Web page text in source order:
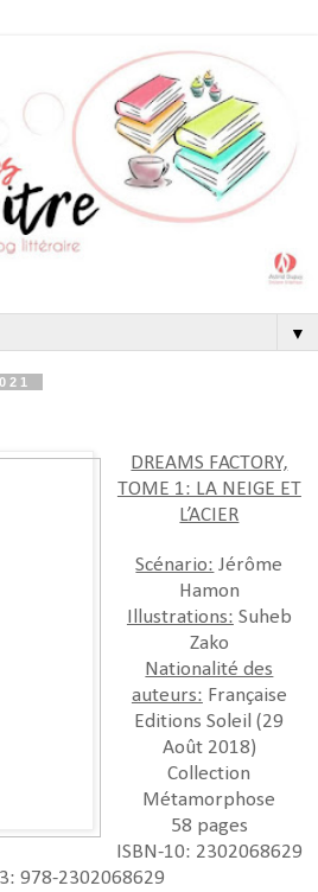
▼
DREAMS FACTORY,
TOME 1: LA NEIGE ET
L’ACIER
Scénario: Jérôme
Hamon
Illustrations: Suheb
Zako
Nationalité des
auteurs: Française
Editions Soleil (29
Août 2018)
Collection
Métamorphose
58 pages
ISBN-10: 2302068629
978-2302068629